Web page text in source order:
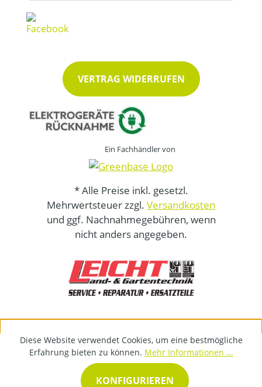
VERTRAG WIDERRUFEN
Ein Fachhändler von
* Alle Preise inkl. gesetzl.
Mehrwertsteuer zzgl. Versandkosten
und ggf. Nachnahmegebühren, wenn
nicht anders angegeben.
Diese Website verwendet Cookies, um eine bestmögliche
Erfahrung bieten zu können. Mehr Informationen ...
KONFIGURIEREN